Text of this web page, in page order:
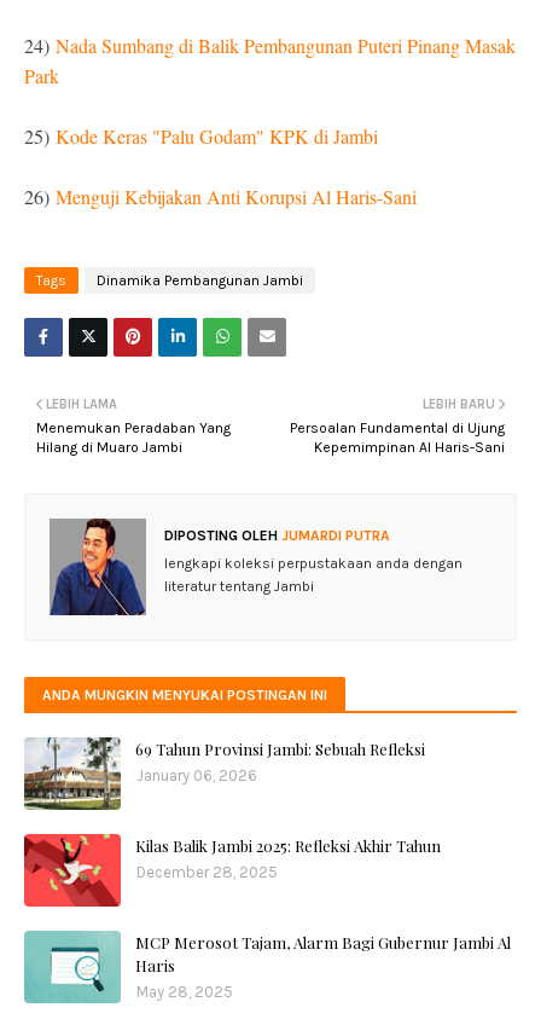
24) Nada Sumbang di Balik Pembangunan Puteri Pinang Masak
Park
25) Kode Keras "Palu Godam" KPK di Jambi
26) Menguji Kebijakan Anti Korupsi Al Haris-Sani
Tags Dinamika Pembangunan Jambi
LEBIH BARU
Persoalan Fundamental di Ujung
Kepemimpinan Al Haris-Sani
LEBIH LAMA
Menemukan Peradaban Yang
Hilang di Muaro Jambi
DIPOSTING OLEH JUMARDI PUTRA
lengkapi koleksi perpustakaan anda dengan
literatur tentang Jambi
ANDA MUNGKIN MENYUKAI POSTINGAN INI
69 Tahun Provinsi Jambi: Sebuah Refleksi
January 06, 2026
Kilas Balik Jambi 2025: Refleksi Akhir Tahun
December 28, 2025
MCP Merosot Tajam, Alarm Bagi Gubernur Jambi Al
Haris
May 28, 2025